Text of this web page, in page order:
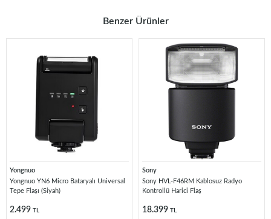
Benzer Ürünler
Yongnuo
Yongnuo YN6 Micro Bataryalı Universal
Tepe Flaşı (Siyah)
2.499 TL
Sony
Sony HVL-F46RM Kablosuz Radyo
Kontrollü Harici Flaş
18.399 TL